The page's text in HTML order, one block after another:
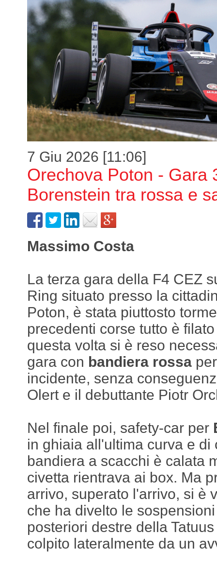
7 Giu 2026 [11:06]
Orechova Poton - Gara
Borenstein tra rossa e
Massimo Costa
La terza gara della F4 CEZ
Ring situato presso la
Poton, è stata piuttosto
precedenti corse tutto è
questa volta si è reso
gara con bandiera rossa
incidente, senza
Olert e il debuttante Piotr
Nel finale poi, safety-car per
in ghiaia all'ultima curva e di
bandiera a scacchi è calata
civetta rientrava ai box. Ma
arrivo, superato l'arrivo, si è
che ha divelto le
posteriori destre della
colpito lateralmente da un